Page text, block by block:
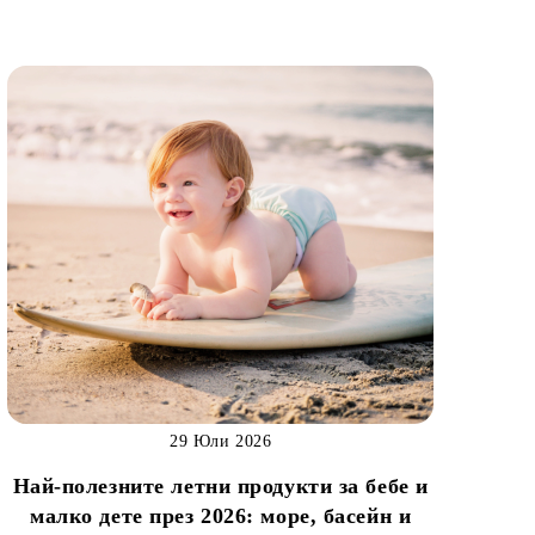
Най-полезните летни продукти за бебе и
малко дете през 2026: море, басейн и
29 Юли 2026